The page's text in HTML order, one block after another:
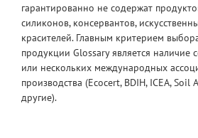
гарантированно не содержат
силиконов, консервантов,
красителей. Главным критерием
продукции Glossary является наличие
или нескольких международных
производства (Ecocert, BDIH, ICEA, Soil
другие).